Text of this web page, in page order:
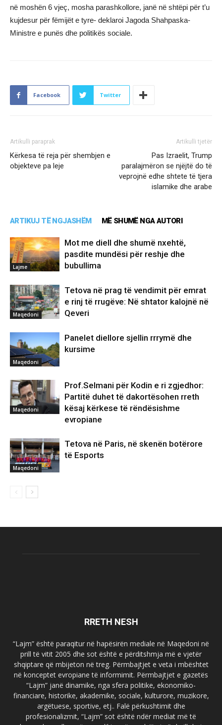
në moshën 6 vjeç, mosha parashkollore, janë në shtëpi për t’u
kujdesur për fëmijët e tyre- deklaroi Jagoda Shahpaska-
Ministre e punës dhe politikës sociale.
Facebook Twitter
Artikulli paraprak
Kërkesa të reja për shembjen e
objekteve pa leje
Artikulli tjetër
Pas Izraelit, Trump
paralajmëron se njëjtë do të
veprojnë edhe shtete të tjera
islamike dhe arabe
ARTIKUJ TË NGJASHËM MË SHUMË NGA AUTORI
Lajme
Mot me diell dhe shumë nxehtë,
pasdite mundësi për reshje dhe
bubullima
Maqedoni
Tetova në prag të vendimit për emrat
e rinj të rrugëve: Në shtator kalojnë në
Qeveri
Maqedoni
Panelet diellore sjellin rrrymë dhe
kursime
Maqedoni
Prof.Selmani për Kodin e ri zgjedhor:
Partitë duhet të dakortësohen rreth
kësaj kërkese të rëndësishme
evropiane
Maqedoni
Tetova në Paris, në skenën botërore
të Esports
RRETH NESH
“Lajm” është paraqitur në hapësirën mediale në Maqedoni në
prill të vitit 2005 dhe sot është e përditshmja më e vjetër
shqiptare që mbijeton në treg. Përmbajtjet e veta i mbështet
në konceptet evropiane të informimit. Përmbajtjet e gazetës
“Lajm” janë dinamike, nga sfera politike, ekonomiko-
financiare, historike, akademike, sociale, kulturore, muzikore,
argëtuese, sportive, etj.. Falë përkushtimit dhe
profesionalizmit, “Lajm” sot është ndër mediat më të